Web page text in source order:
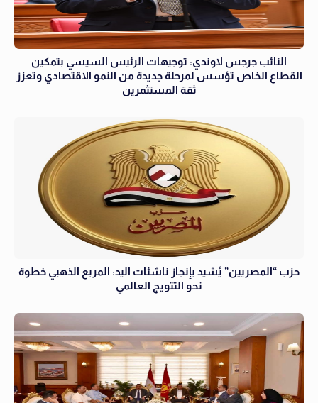
النائب جرجس لاوندي: توجيهات الرئيس السيسي بتمكين
القطاع الخاص تؤسس لمرحلة جديدة من النمو الاقتصادي وتعزز
ثقة المستثمرين
حزب “المصريين” يُشيد بإنجاز ناشئات اليد: المربع الذهبي خطوة
نحو التتويج العالمي